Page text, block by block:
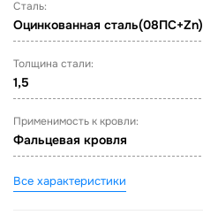
Сталь:
Оцинкованная сталь(08ПС+Zn)
Толщина стали:
1,5
Применимость к кровли:
Фальцевая кровля
Все характеристики